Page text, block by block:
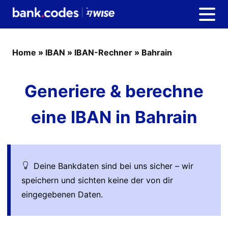
Home » IBAN » IBAN-Rechner » Bahrain
Generiere & berechne
eine IBAN in Bahrain
Deine Bankdaten sind bei uns sicher – wir
speichern und sichten keine der von dir
eingegebenen Daten.